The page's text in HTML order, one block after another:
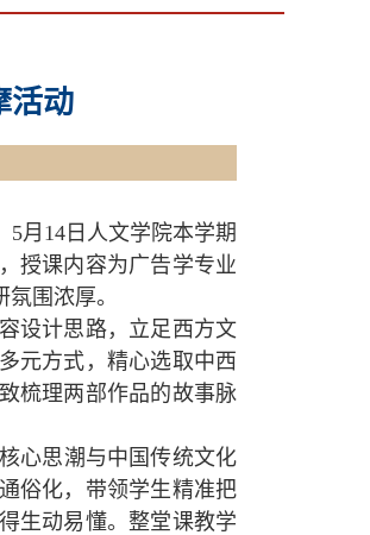
活动
月14日人文学院本学期
授课内容为广告学专业
围浓厚。
设计思路，立足西方文
元方式，精心选取中西
梳理两部作品的故事脉
心思潮与中国传统文化
俗化，带领学生精准把
生动易懂。整堂课教学